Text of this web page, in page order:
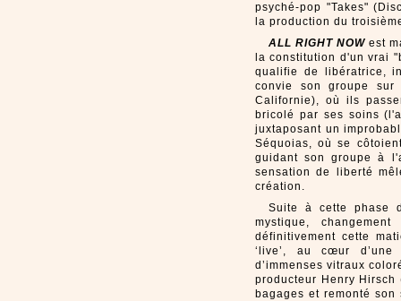
psyché-pop "Takes"
la production du
ALL RIGHT NOW est
la constitution d'un vrai
qualifie de libératrice,
convie son groupe
Californie), où ils
bricolé par ses soins
juxtaposant un
Séquoias, où se
guidant son groupe à
sensation de liberté
création.
Suite à cette phase
mystique,
définitivement cette
‘live’, au cœur
d’immenses vitraux
producteur Henry
bagages et remonté